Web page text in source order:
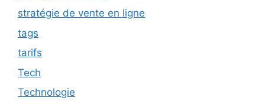
stratégie de vente en ligne
tags
tarifs
Tech
Technologie